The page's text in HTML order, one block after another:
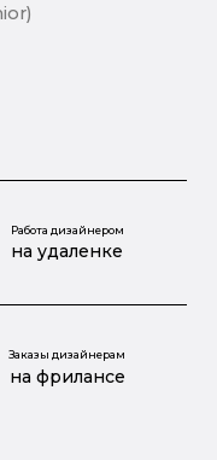
Работа дизайнером
на удаленке
Заказы дизайнерам
на фрилансе